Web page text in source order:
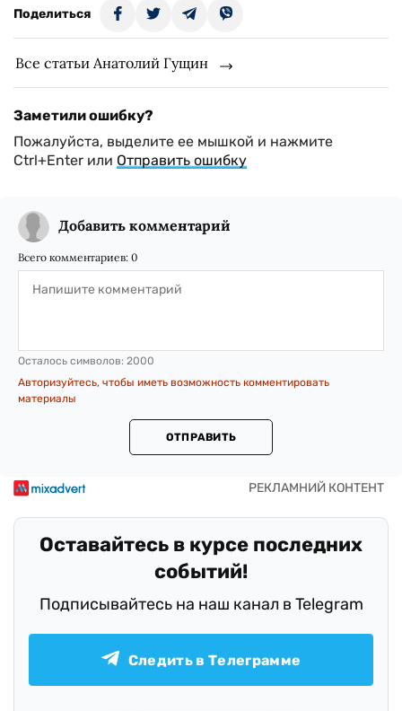
Поделиться
Все статьи Анатолий Гущин
Заметили ошибку?
Пожалуйста, выделите ее мышкой и нажмите
Ctrl+Enter или Отправить ошибку
Добавить комментарий
Всего комментариев: 0
Осталось символов: 2000
Авторизуйтесь, чтобы иметь возможность комментировать
материалы
ОТПРАВИТЬ
Оставайтесь в курсе последних
событий!
Подписывайтесь на наш канал в Telegram
Следить в Телеграмме